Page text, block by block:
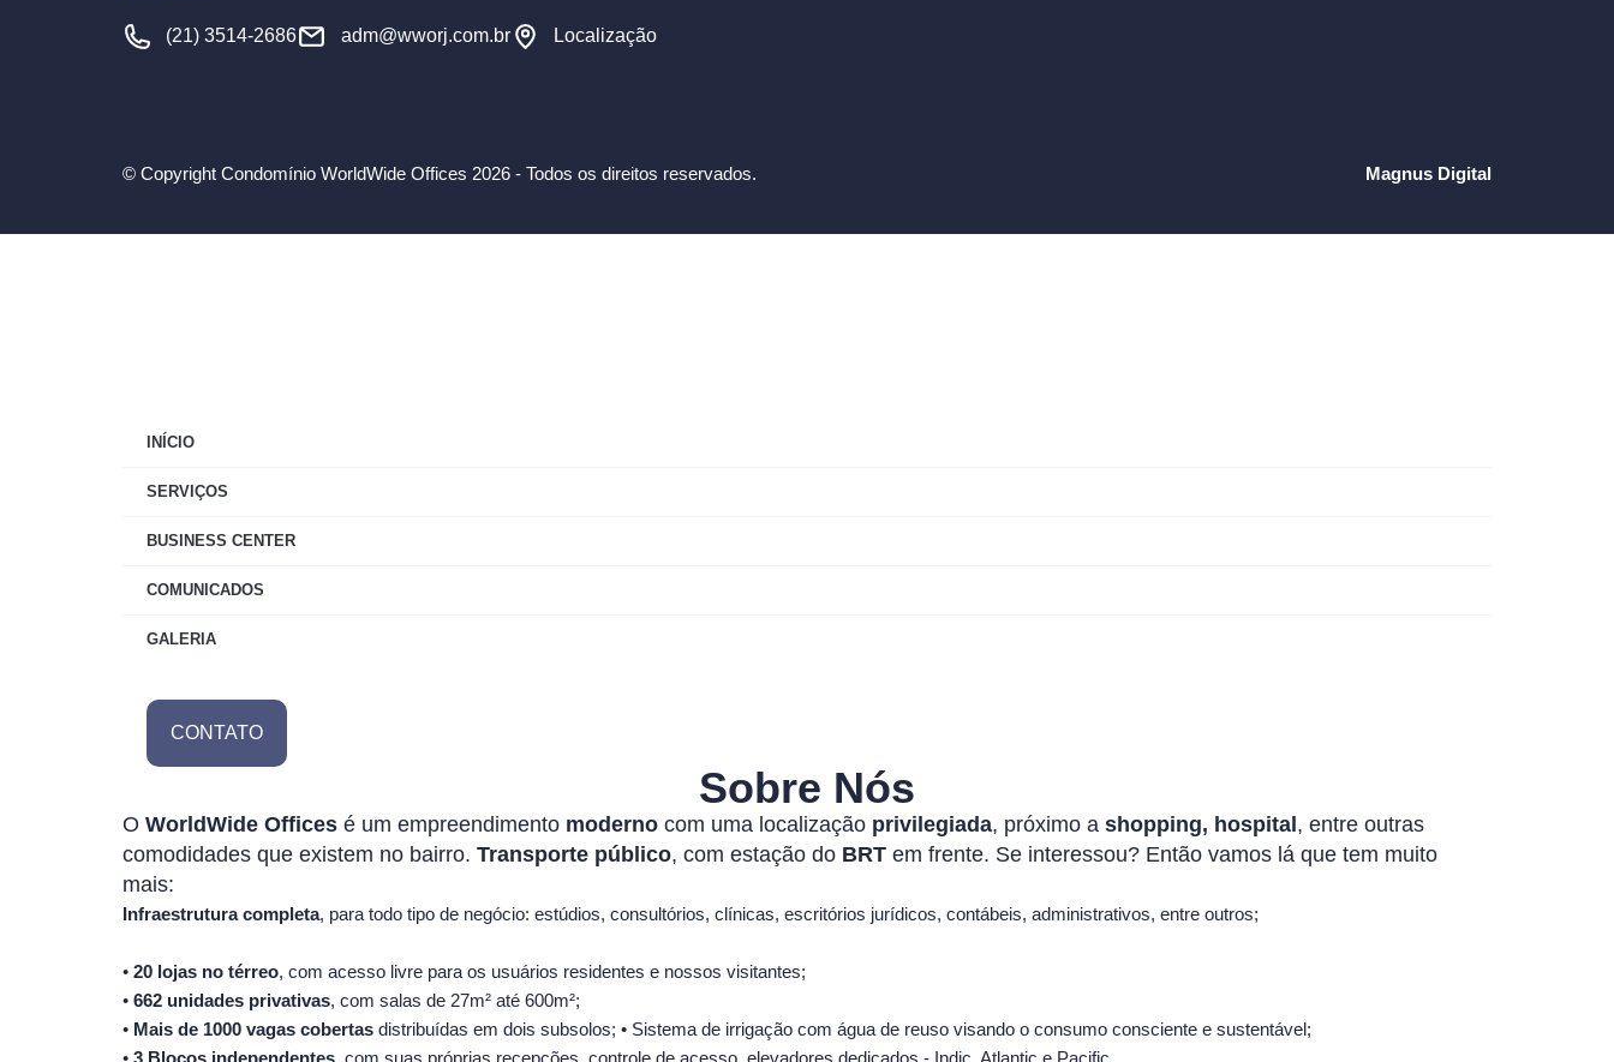
(21) 3514-2686 adm@wworj.com.br Localização
© Copyright Condomínio WorldWide Offices 2026 - Todos os direitos reservados. Magnus Digital
INÍCIO
SERVIÇOS
BUSINESS CENTER
COMUNICADOS
GALERIA
CONTATO
Sobre Nós
O WorldWide Offices é um empreendimento moderno com uma localização privilegiada, próximo a shopping, hospital, entre outras
comodidades que existem no bairro. Transporte público, com estação do BRT em frente. Se interessou? Então vamos lá que tem muito
mais:
Infraestrutura completa, para todo tipo de negócio: estúdios, consultórios, clínicas, escritórios jurídicos, contábeis, administrativos, entre outros;
• 20 lojas no térreo, com acesso livre para os usuários residentes e nossos visitantes;
• 662 unidades privativas, com salas de 27m² até 600m²;
• Mais de 1000 vagas cobertas distribuídas em dois subsolos; • Sistema de irrigação com água de reuso visando o consumo consciente e sustentável;
• 3 Blocos independentes , com suas próprias recepções, controle de acesso, elevadores dedicados - Indic, Atlantic e Pacific